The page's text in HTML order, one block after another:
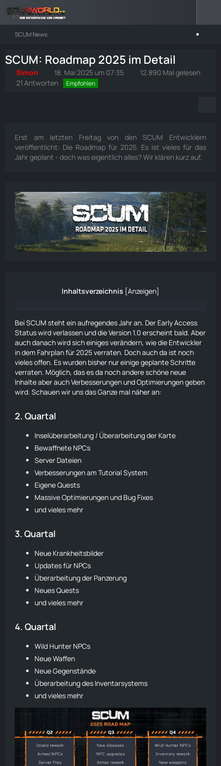
SCUM News
SCUM: Roadmap 2025 im Detail
Simon 18. Mai 2025 um 07:35
12.890 Mal gelesen
21 Antworten
Empfohlen
Erst am letzten Freitag von den SCUM Entwicklern
veröffentlicht: Die Roadmap für 2025. Es ist vieles für das
Jahr geplant - doch was eigentlich alles? Wir klären kurz auf.
Inhaltsverzeichnis [Anzeigen]
Bei SCUM steht ein aufregendes Jahr an. Der Early Access
Status wird verlassen und die Version 1.0 erscheint bald. Aber
auch danach wird sich einiges verändern, wie die Entwickler
in dem Fahrplan für 2025 verraten. Doch auch da ist noch
vieles offen. Es wurden bisher nur einige geplante Schritte
verraten. Möglich, das es da noch andere schöne neue
Inhalte aber auch Verbesserungen und Optimierungen geben
wird. Schauen wir uns das Ganze mal näher an:
2. Quartal
Inselüberarbeitung / Überarbeitung der Karte
Bewaffnete NPCs
Server Dateien
Verbesserungen am Tutorial System
Eigene Quests
Massive Optimierungen und Bug Fixes
und vieles mehr
3. Quartal
Neue Krankheitsbilder
Updates für NPCs
Überarbeitung der Panzerung
Neues Quests
und vieles mehr
4. Quartal
Wild Hunter NPCs
Neue Waffen
Neue Gegenstände
Überarbeitung des Inventarsystems
und vieles mehr